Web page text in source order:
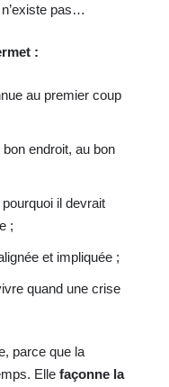
pas…
:
au premier coup
endroit, au bon
il devrait
;
et impliquée ;
quand une crise
parce que la
Elle façonne la